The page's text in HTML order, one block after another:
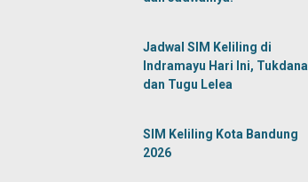
Jadwal SIM Keliling di
Indramayu Hari Ini, Tukdana
dan Tugu Lelea
SIM Keliling Kota Bandung
2026